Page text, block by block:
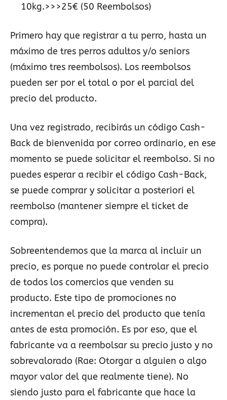
10kg.>>>25€ (50 Reembolsos)
Primero hay que registrar a tu perro, hasta un
máximo de tres perros adultos y/o seniors
(máximo tres reembolsos). Los reembolsos
pueden ser por el total o por el parcial del
precio del producto.
Una vez registrado, recibirás un código Cash-
Back de bienvenida por correo ordinario, en ese
momento se puede solicitar el reembolso. Si no
puedes esperar a recibir el código Cash-Back,
se puede comprar y solicitar a posteriori el
reembolso (mantener siempre el ticket de
compra).
Sobreentendemos que la marca al incluir un
precio, es porque no puede controlar el precio
de todos los comercios que venden su
producto. Este tipo de promociones no
incrementan el precio del producto que tenía
antes de esta promoción. Es por eso, que el
fabricante va a reembolsar su precio justo y no
sobrevalorado (Rae: Otorgar a alguien o algo
mayor valor del que realmente tiene). No
siendo justo para el fabricante que hace la